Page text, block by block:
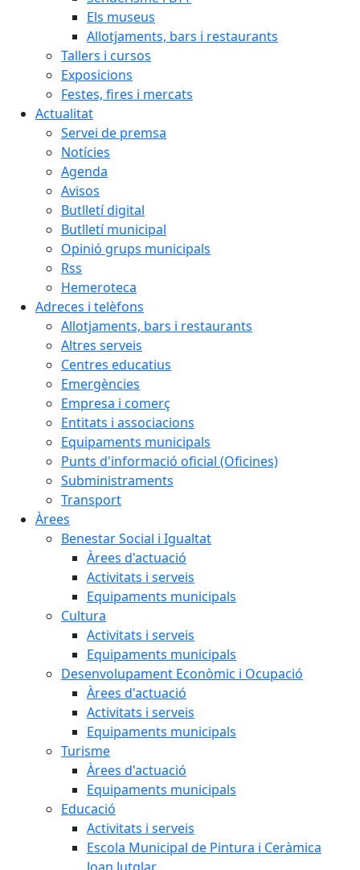
Els museus
Allotjaments, bars i restaurants
Tallers i cursos
Exposicions
Festes, fires i mercats
Actualitat
Servei de premsa
Notícies
Agenda
Avisos
Butlletí digital
Butlletí municipal
Opinió grups municipals
Rss
Hemeroteca
Adreces i telèfons
Allotjaments, bars i restaurants
Altres serveis
Centres educatius
Emergències
Empresa i comerç
Entitats i associacions
Equipaments municipals
Punts d'informació oficial (Oficines)
Subministraments
Transport
Àrees
Benestar Social i Igualtat
Àrees d'actuació
Activitats i serveis
Equipaments municipals
Cultura
Activitats i serveis
Equipaments municipals
Desenvolupament Econòmic i Ocupació
Àrees d'actuació
Activitats i serveis
Equipaments municipals
Turisme
Àrees d'actuació
Equipaments municipals
Educació
Activitats i serveis
Escola Municipal de Pintura i Ceràmica